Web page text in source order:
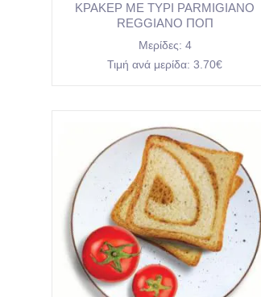
ΚΡΑΚΕΡ ΜΕ ΤΥΡΙ PARMIGIANO
REGGIANO ΠΟΠ
Μερίδες: 4
Τιμή ανά μερίδα: 3.70€